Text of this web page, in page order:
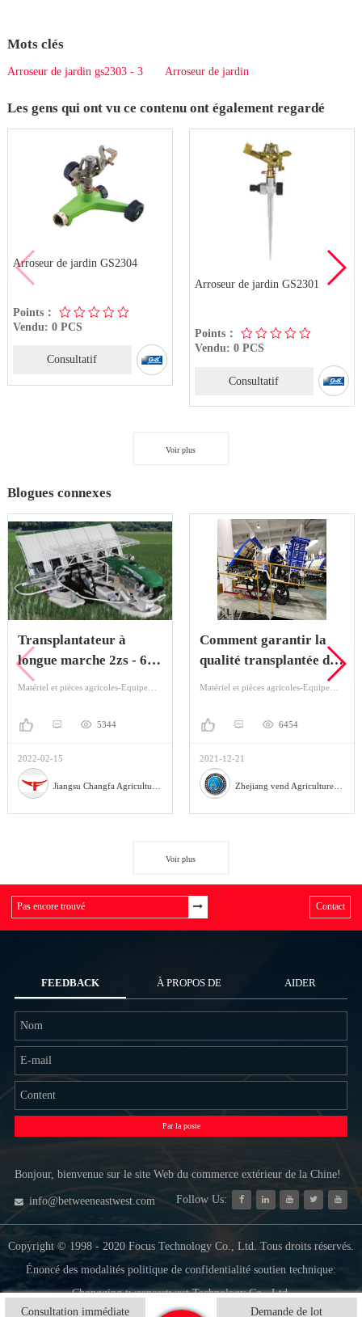
Consultation immédiate Demande de lot
Mots clés
Arroseur de jardin gs2303 - 3 Arroseur de jardin
Les gens qui ont vu ce contenu ont également regardé
Arroseur de jardin GS2304
Points：
Vendu: 0 PCS
Consultatif
Arroseur de jardin GS2301
Points：
Vendu: 0 PCS
Consultatif
Voir plus
Blogues connexes
Transplantateur à
longue marche 2zs - 6ht
/ 2zs - 4ht / 2zs - 4hd
Matériel et pièces agricoles-Equipement agricole-Plantation de machines
5344
2022-02-15
Comment garantir la
qualité transplantée de
la Production?
Matériel et pièces agricoles-Equipement agricole-Plantation de machines
6454
2021-12-21
Zhejiang vend Agriculture Equipment Co., Ltd
Voir plus
Contact
FEEDBACK À PROPOS DE
NOUS
AIDER
Par la poste
Bonjour, bienvenue sur le site Web du commerce extérieur de la Chine!
info@betweeneastwest.com Follow Us:
Copyright © 1998 - 2020 Focus Technology Co., Ltd. Tous droits réservés.
Énoncé des modalités politique de confidentialité soutien technique:
Chongqing tweeneastwest Technology Co., Ltd.